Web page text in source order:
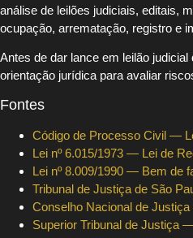
análise de leilões judiciais, editais,
ocupação, arrematação, registro e
Antes de dar lance em leilão
orientação jurídica para avaliar
Fontes
Código de Processo Civil —
Lei nº 6.015/1973 — Lei de
Lei nº 8.009/1990 — Bem de
Tribunal de Justiça de São
Conselho Nacional de
Superior Tribunal de Justiça